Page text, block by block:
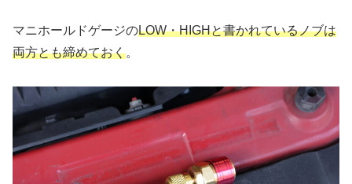
マニホールドゲージのLOW・HIGHと書かれているノブは
両方とも締めておく。